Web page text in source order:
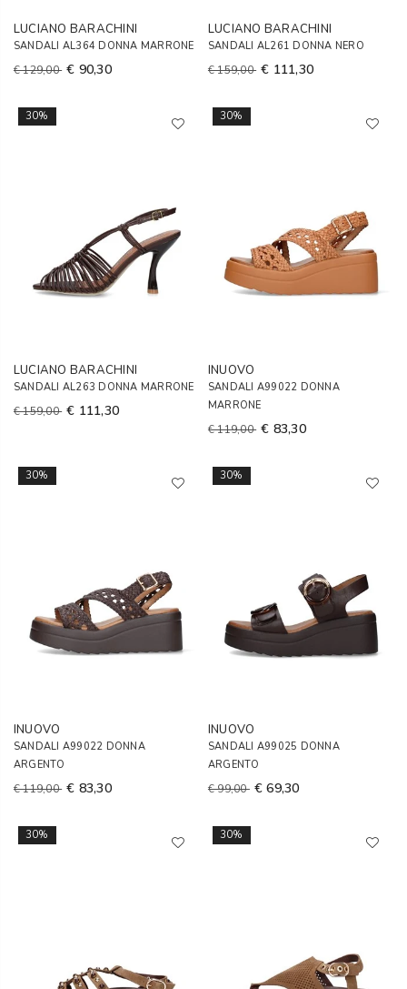
LUCIANO BARACHINI
SANDALI AL364 DONNA MARRONE
€ 129,00 € 90,30
LUCIANO BARACHINI
SANDALI AL261 DONNA NERO
€ 159,00 € 111,30
30%
LUCIANO BARACHINI
SANDALI AL263 DONNA MARRONE
€ 159,00 € 111,30
30%
INUOVO
SANDALI A99022 DONNA
MARRONE
€ 119,00 € 83,30
30%
INUOVO
SANDALI A99022 DONNA
ARGENTO
€ 119,00 € 83,30
30%
INUOVO
SANDALI A99025 DONNA
ARGENTO
€ 99,00 € 69,30
30% 30%